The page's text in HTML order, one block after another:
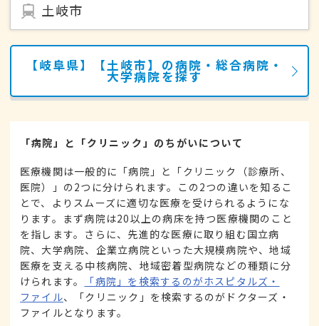
土岐市
【岐阜県】【土岐市】の病院・総合病院・
大学病院を探す
「病院」と「クリニック」のちがいについて
医療機関は一般的に「病院」と「クリニック（診療所、
医院）」の2つに分けられます。この2つの違いを知るこ
とで、よりスムーズに適切な医療を受けられるようにな
ります。まず病院は20以上の病床を持つ医療機関のこと
を指します。さらに、先進的な医療に取り組む国立病
院、大学病院、企業立病院といった大規模病院や、地域
医療を支える中核病院、地域密着型病院などの種類に分
けられます。
「病院」を検索するのがホスピタルズ・
ファイル、「クリニック」を検索するのがドクターズ・
ファイルとなります。